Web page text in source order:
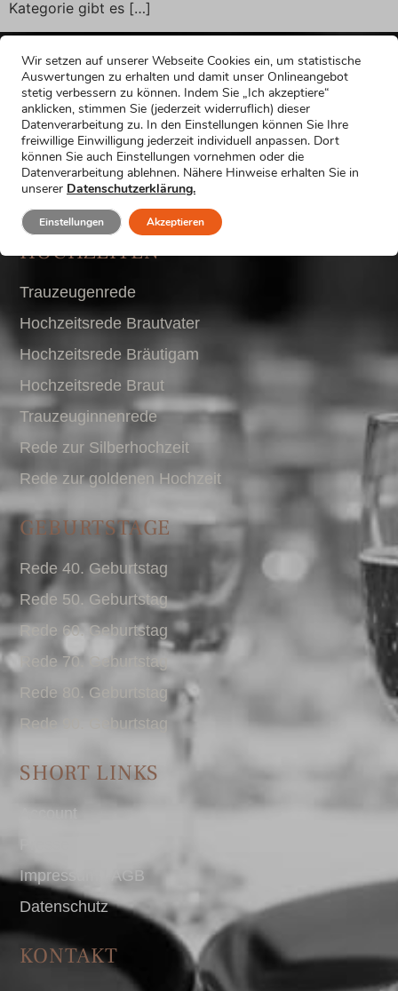
Kategorie gibt es […]
HOCHZEITEN
Trauzeugenrede
Hochzeitsrede Brautvater
Hochzeitsrede Bräutigam
Hochzeitsrede Braut
Trauzeuginnenrede
Rede zur Silberhochzeit
Rede zur goldenen Hochzeit
GEBURTSTAGE
Rede 40. Geburtstag
Rede 50. Geburtstag
Rede 60. Geburtstag
Rede 70. Geburtstag
Rede 80. Geburtstag
Rede 90. Geburtstag
SHORT LINKS
Account
Impressum I AGB
Datenschutz
KONTAKT
Wir setzen auf unserer Webseite Cookies ein, um statistische
Auswertungen zu erhalten und damit unser Onlineangebot
stetig verbessern zu können. Indem Sie „Ich akzeptiere“
anklicken, stimmen Sie (jederzeit widerruflich) dieser
Datenverarbeitung zu. In den Einstellungen können Sie Ihre
freiwillige Einwilligung jederzeit individuell anpassen. Dort
können Sie auch Einstellungen vornehmen oder die
Datenverarbeitung ablehnen. Nähere Hinweise erhalten Sie in
unserer Datenschutzerklärung.
Akzeptieren
Einstellungen